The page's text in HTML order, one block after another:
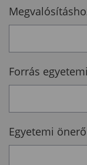
Forrás
Egyetemi